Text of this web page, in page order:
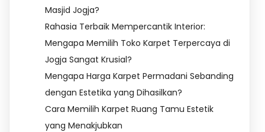
Masjid Jogja?
Rahasia Terbaik Mempercantik Interior:
Mengapa Memilih Toko Karpet Terpercaya di
Jogja Sangat Krusial?
Mengapa Harga Karpet Permadani Sebanding
dengan Estetika yang Dihasilkan?
Cara Memilih Karpet Ruang Tamu Estetik
yang Menakjubkan